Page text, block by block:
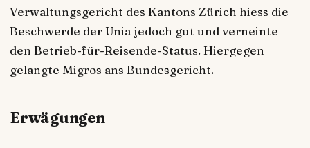
Verwaltungsgericht des Kantons Zürich hiess die
Beschwerde der Unia jedoch gut und verneinte
den Betrieb-für-Reisende-Status. Hiergegen
gelangte Migros ans Bundesgericht.
Erwägungen